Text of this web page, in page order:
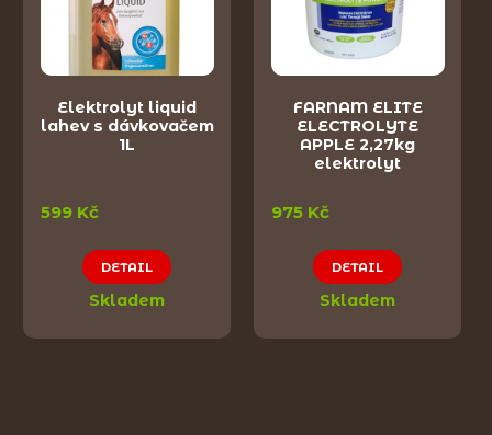
Elektrolyt liquid
lahev s dávkovačem
1L
599 Kč
DETAIL
Skladem
FARNAM ELITE
ELECTROLYTE
APPLE 2,27kg
elektrolyt
975 Kč
DETAIL
Skladem